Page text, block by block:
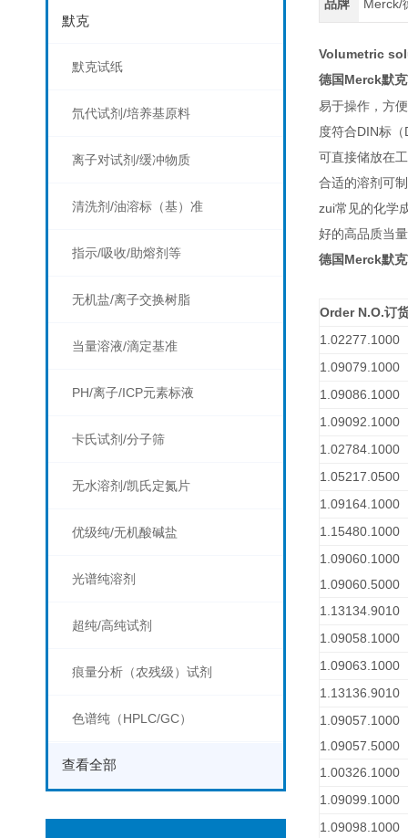
默克
默克试纸
氘代试剂/培养基原料
离子对试剂/缓冲物质
清洗剂/油溶标（基）准
指示/吸收/助熔剂等
无机盐/离子交换树脂
当量溶液/滴定基准
PH/离子/ICP元素标液
卡氏试剂/分子筛
无水溶剂/凯氏定氮片
优级纯/无机酸碱盐
光谱纯溶剂
超纯/高纯试剂
痕量分析（农残级）试剂
色谱纯（HPLC/GC）
查看全部
品牌 Merck/
Volumetric
德国 Merck默克
易于操作，方
度符合DIN标
可直接储放在
合适的溶剂可
zui常见的化学
好的高品质当
德国 Merck默克
Order N.O.订
1.02277.1000
1.09079.1000
1.09086.1000
1.09092.1000
1.02784.1000
1.05217.0500
1.09164.1000
1.15480.1000
1.09060.1000
1.09060.5000
1.13134.9010
1.09058.1000
1.09063.1000
1.13136.9010
1.09057.1000
1.09057.5000
1.00326.1000
1.09099.1000
1.09098.1000